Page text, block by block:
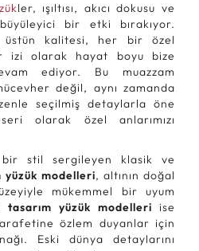
ler, ışıltısı, akıcı dokusu ve
bir etki bırakıyor.
üstün kalitesi, her bir özel
izi olarak hayat boyu bize
ediyor. Bu muazzam
değil, aynı zamanda
seçilmiş detaylarla öne
olarak özel anlarımızı
stil sergileyen klasik ve
yüzük modelleri, altının doğal
mükemmel bir uyum
tasarım yüzük modelleri ise
özlem duyanlar için
Eski dünya detaylarını